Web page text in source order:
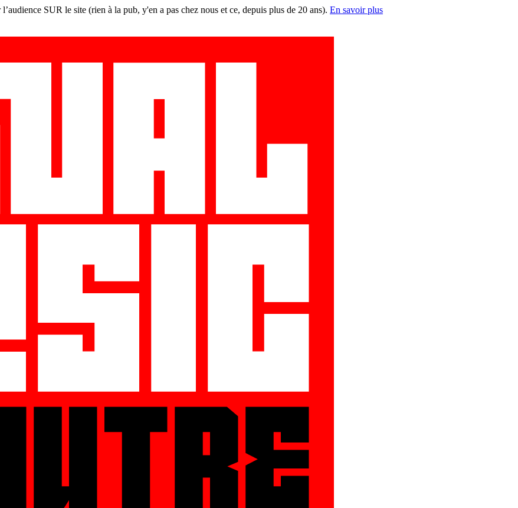
SUR le site (rien à la pub, y'en a pas chez nous et ce, depuis plus de 20 ans). En savoir plus